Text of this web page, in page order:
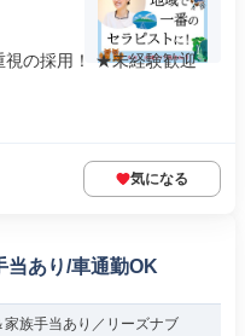
の採用！ ★未経験歓迎・
気になる
当あり/車通勤OK
家族手当あり／リーズナブ